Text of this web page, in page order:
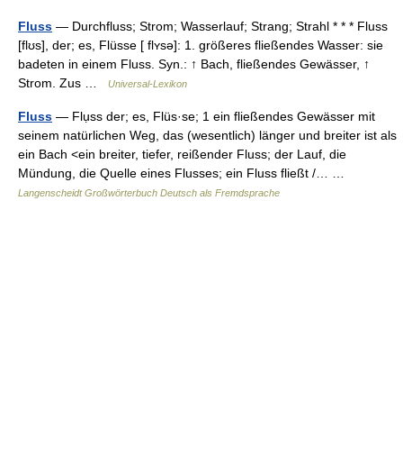
Fluss — Durchfluss; Strom; Wasserlauf; Strang; Strahl * * * Fluss
[flʊs], der; es, Flüsse [ flʏsə]: 1. größeres fließendes Wasser: sie
badeten in einem Fluss. Syn.: ↑ Bach, fließendes Gewässer, ↑
Strom. Zus …
Universal-Lexikon
Fluss — Flụss der; es, Flüs·se; 1 ein fließendes Gewässer mit
seinem natürlichen Weg, das (wesentlich) länger und breiter ist als
ein Bach <ein breiter, tiefer, reißender Fluss; der Lauf, die
Mündung, die Quelle eines Flusses; ein Fluss fließt /… …
Langenscheidt Großwörterbuch Deutsch als Fremdsprache